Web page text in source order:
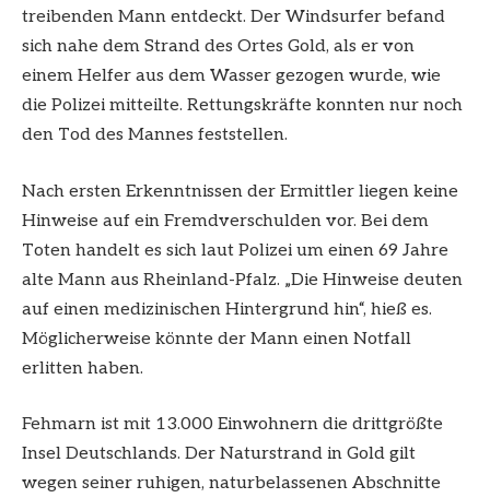
treibenden Mann entdeckt. Der Windsurfer befand
sich nahe dem Strand des Ortes Gold, als er von
einem Helfer aus dem Wasser gezogen wurde, wie
die Polizei mitteilte. Rettungskräfte konnten nur noch
den Tod des Mannes feststellen.
Nach ersten Erkenntnissen der Ermittler liegen keine
Hinweise auf ein Fremdverschulden vor. Bei dem
Toten handelt es sich laut Polizei um einen 69 Jahre
alte Mann aus Rheinland-Pfalz. „Die Hinweise deuten
auf einen medizinischen Hintergrund hin“, hieß es.
Möglicherweise könnte der Mann einen Notfall
erlitten haben.
Fehmarn ist mit 13.000 Einwohnern die drittgrößte
Insel Deutschlands. Der Naturstrand in Gold gilt
wegen seiner ruhigen, naturbelassenen Abschnitte